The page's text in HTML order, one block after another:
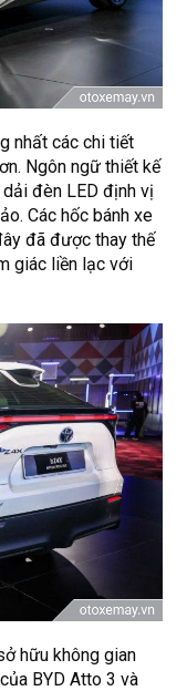
nhất các chi tiết
Ngôn ngữ thiết kế
đèn LED định vị
Các hốc bánh xe
đã được thay thế
giác liền lạc với
hữu không gian
BYD Atto 3 và